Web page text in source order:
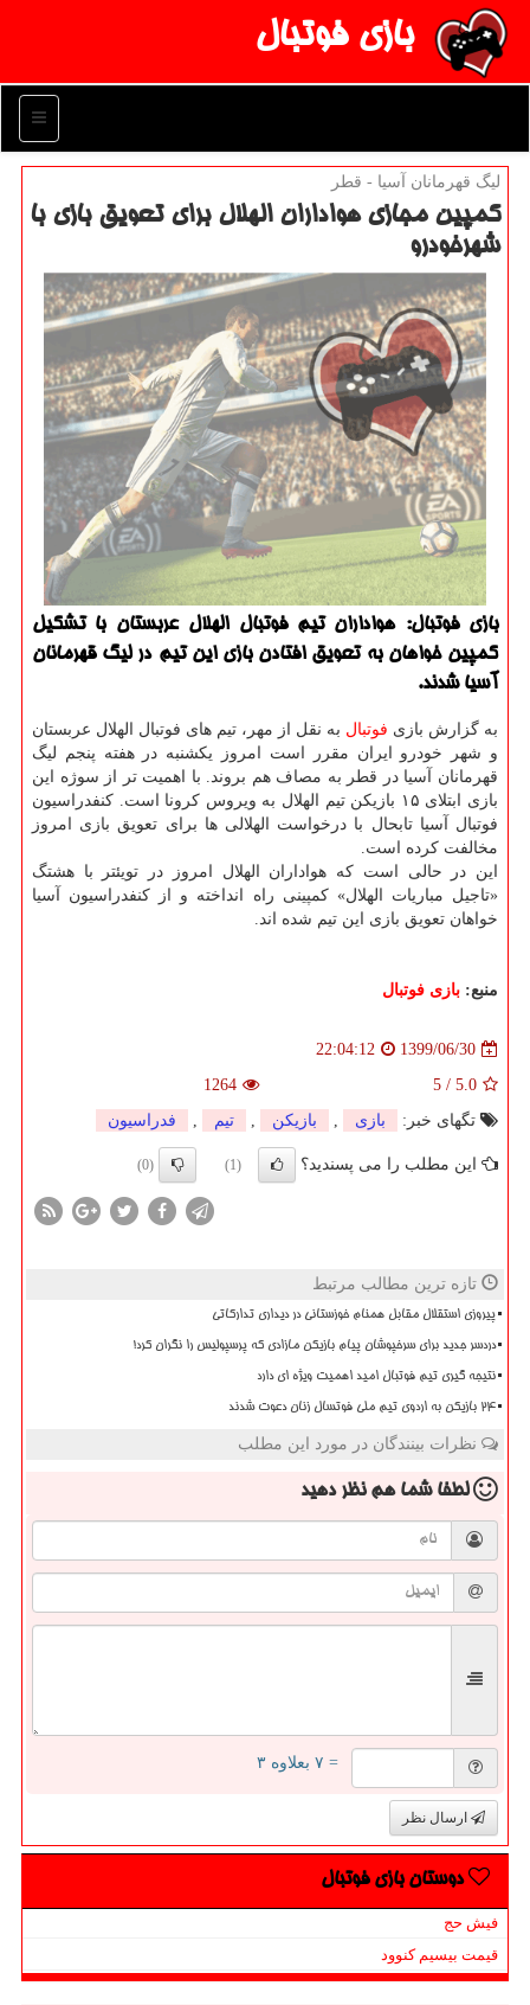
بازی فوتبال
منو
لیگ قهرمانان آسیا - قطر
كمپین مجازی هواداران الهلال برای تعویق بازی با
شهرخودرو
بازی فوتبال: هواداران تیم فوتبال الهلال عربستان با تشكیل
كمپین خواهان به تعویق افتادن بازی این تیم در لیگ قهرمانان
آسیا شدند.
به گزارش بازی فوتبال به نقل از مهر، تیم های فوتبال الهلال عربستان
و شهر خودرو ایران مقرر است امروز یکشنبه در هفته پنجم لیگ
قهرمانان آسیا در قطر به مصاف هم بروند. با اهمیت تر از سوژه این
بازی ابتلای ۱۵ بازیکن تیم الهلال به ویروس کرونا است. کنفدراسیون
فوتبال آسیا تابحال با درخواست الهلالی ها برای تعویق بازی امروز
مخالفت کرده است.
این در حالی است که هواداران الهلال امروز در تویئتر با هشتگ
«تاجیل مباریات الهلال» کمپینی راه انداخته و از کنفدراسیون آسیا
خواهان تعویق بازی این تیم شده اند.
منبع: بازی فوتبال
1399/06/30
22:04:12
5.0
/
5
1264
تگهای خبر:
بازی , بازیكن , تیم , فدراسیون
این مطلب را می پسندید؟ (1)
(0)
تازه ترین مطالب مرتبط
پیروزی استقلال مقابل همنام خوزستانی در دیداری تدارکاتی
دردسر جدید برای سرخپوشان پیام بازیکن مازادی که پرسپولیس را نگران کرد!
نتیجه گیری تیم فوتبال امید اهمیت ویژه ای دارد
۲۴ بازیکن به اردوی تیم ملی فوتسال زنان دعوت شدند
نظرات بینندگان در مورد این مطلب
لطفا شما همنظر دهید
= ۷ بعلاوه ۳
ارسال نظر
دوستان بازی فوتبال
فیش حج
قیمت بیسیم کنوود